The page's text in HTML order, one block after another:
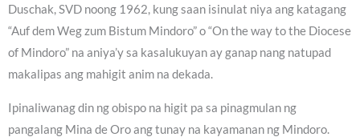
Duschak, SVD noong 1962, kung saan isinulat niya ang katagang
“Auf dem Weg zum Bistum Mindoro” o “On the way to the Diocese
of Mindoro” na aniya’y sa kasalukuyan ay ganap nang natupad
makalipas ang mahigit anim na dekada.
Ipinaliwanag din ng obispo na higit pa sa pinagmulan ng
pangalang Mina de Oro ang tunay na kayamanan ng Mindoro.